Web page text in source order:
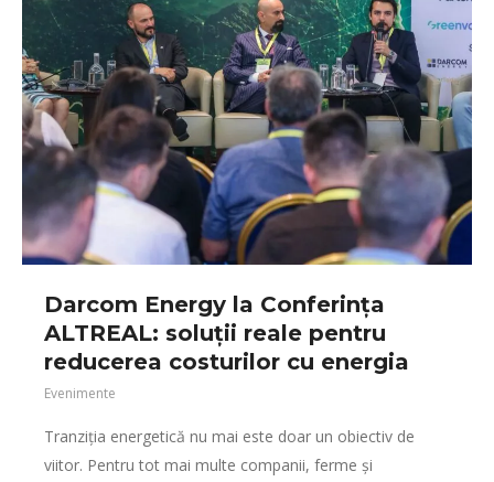
Darcom Energy la Conferința
ALTREAL: soluții reale pentru
reducerea costurilor cu energia
Evenimente
Tranziția energetică nu mai este doar un obiectiv de
viitor. Pentru tot mai multe companii, ferme și